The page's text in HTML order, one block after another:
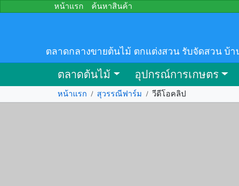
หน้าแรก ค้นหาสินค้า
ตลาดกลางขายต้นไม้ ตกแต่งสวน รับจัดสวน บ้
ตลาดต้นไม้ อุปกรณ์การเกษตร
หน้าแรก / สุวรรณีฟาร์ม / วีดีโอคลิป